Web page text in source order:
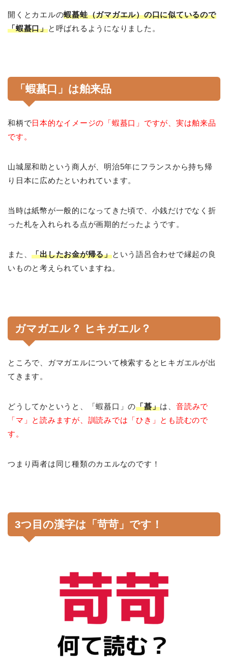
開くとカエルの蝦蟇蛙（ガマガエル）の口に似ているので
「蝦蟇口」と呼ばれるようになりました。
「蝦蟇口」は舶来品
和柄で日本的なイメージの「蝦蟇口」ですが、実は舶来品
です。
山城屋和助という商人が、明治5年にフランスから持ち帰
り日本に広めたといわれています。
当時は紙幣が一般的になってきた頃で、小銭だけでなく折
った札を入れられる点が画期的だったようです。
また、「出したお金が帰る」という語呂合わせで縁起の良
いものと考えられていますね。
ガマガエル？ ヒキガエル？
ところで、ガマガエルについて検索するとヒキガエルが出
てきます。
どうしてかというと、「蝦蟇口」の「蟇」は、 音読みで
「マ」と読みますが、訓読みでは「ひき」とも読むので
す。
つまり両者は同じ種類のカエルなのです！
3つ目の漢字は「苛苛」です！